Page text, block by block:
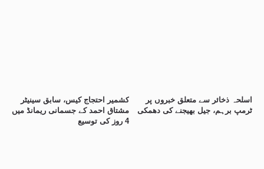
کشمیر احتجاج کیس، سابق سینیٹر
مشتاق احمد کے جسمانی ریمانڈ میں
4 روز کی توسیع
اسلحہ ذخائر سے متعلق خبروں پر
ٹرمپ برہم، جیل بھیجنے کی دھمکی